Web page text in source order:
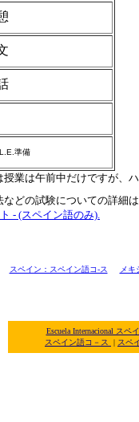
準備
授業は午前中だけですが、
などの試験についての詳細
- (スペイン語のみ).
スペイン：スペイン語コ-ス メ
Escuela Internacional ス
スペイン語コ－ス
| スペ